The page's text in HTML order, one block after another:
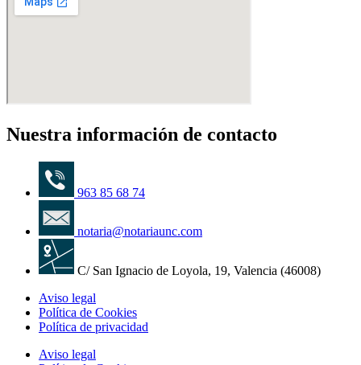
Nuestra información de contacto
963 85 68 74
notaria@notariaunc.com
C/ San Ignacio de Loyola, 19, Valencia (46008)
Aviso legal
Política de Cookies
Política de privacidad
Aviso legal